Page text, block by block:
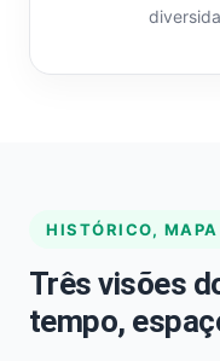
HISTÓRICO,
Três visões
tempo,